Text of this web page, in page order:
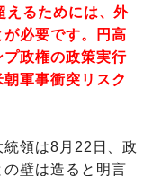
えるためには、外
必要です。円高
政権の政策実行
軍事衝突リスク
領は8月22日、政
壁は造ると明言